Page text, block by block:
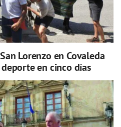
Lorenzo en Covaleda
en cinco días